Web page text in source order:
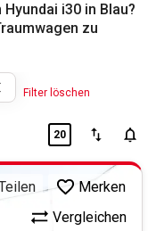
i30 in Blau?
zu
Filter löschen
20
Vergleichen
Merken